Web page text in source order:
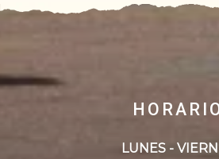
LUNES -